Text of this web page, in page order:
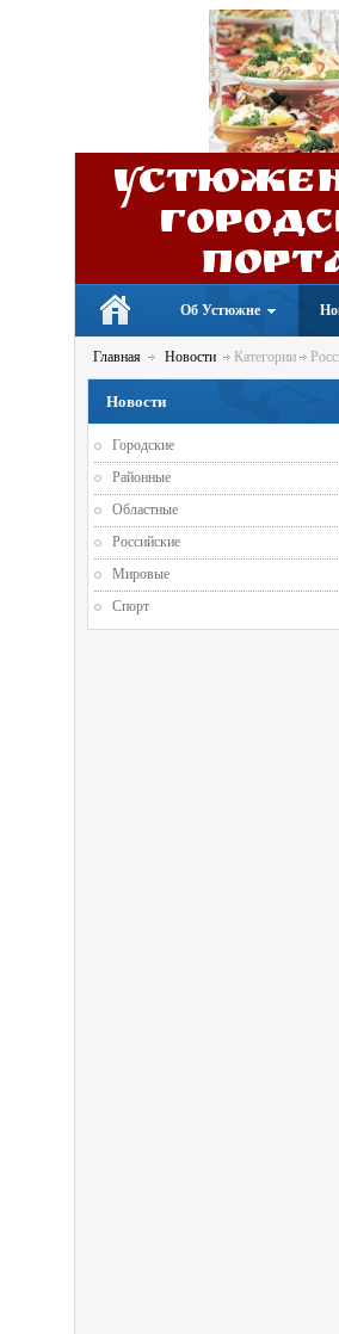
Об Устюжне
Главная Новости Категории
Новости
Городские
Районные
Областные
Российские
Мировые
Спорт